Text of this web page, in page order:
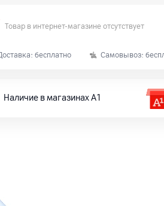
Товар в интернет-магазине отсутствует
бесплатно Самовывоз:
Наличие в магазинах А1